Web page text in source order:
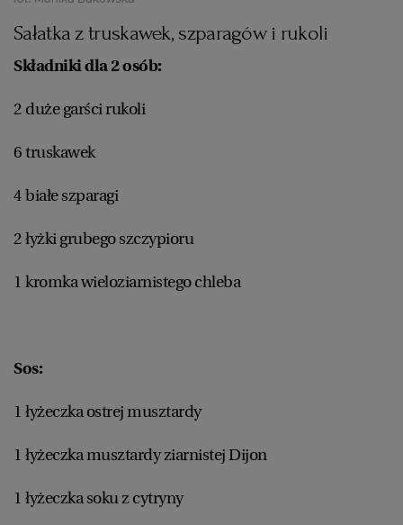
POZNAŃ
RZESZÓW
SOSNOWIEC
KULTURALNYSKLEP.PL
PODRÓŻE
Sałatka z truskawek, szparagów i rukoli
Składniki dla 2 osób:
2 duże garści rukoli
6 truskawek
4 białe szparagi
2 łyżki grubego szczypioru
1 kromka wieloziarnistego chleba
Sos:
1 łyżeczka ostrej musztardy
1 łyżeczka musztardy ziarnistej Dijon
1 łyżeczka soku z cytryny